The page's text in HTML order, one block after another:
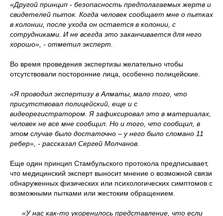
«Другой принцип - безопасность предполагаемых жертв и
свидетелей пыток. Когда человек сообщает мне о пытках
в колонии, после ухода он остается в колонии, с
сотрудниками. И не всегда это заканчивается для него
хорошо», - отметил эксперт.
Во время проведения экспертизы желательно чтобы
отсутствовали посторонние лица, особенно полицейские.
«Я проводил экспертизу в Алматы, мало того, что
присутствовал полицейский, еще и с
видеорегистратором. Я зафиксировал это в материалах,
человек не все мне сообщил. Но и того, что сообщил, в
этом случае было достаточно – у него было сломано 11
ребер», - рассказал Сергей Молчанов.
Еще один принцип Стамбульского протокола предписывает,
что медицинский эксперт выносит мнение о возможной связи
обнаруженных физических или психологических симптомов с
возможными пытками или жестоким обращением.
«У нас как-то укоренилось представление, что если